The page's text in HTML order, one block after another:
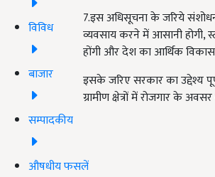
विविध
बाजार
सम्पादकीय
औषधीय फसलें
7.इस अधिसूचना के जरिये
व्यवसाय करने में आसानी होगी,
होंगी और देश का आर्थिक विकास
इसके जरिए सरकार का उद्देश्य
ग्रामीण क्षेत्रों में रोजगार के